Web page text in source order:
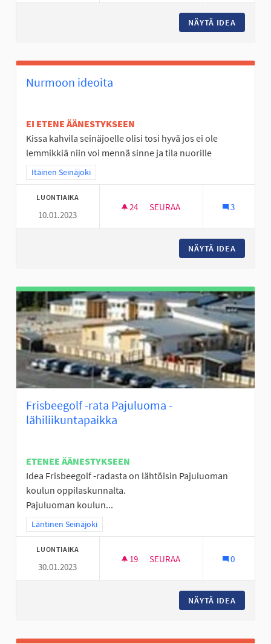
NÄYTÄ IDEA
Nurmoon ideoita
EI ETENE ÄÄNESTYKSEEN
Kissa kahvila seinäjoelle olisi tosi hyvä jos ei ole
lemmikkiä niin voi mennä sinne ja tila nuorille
Rajaa tulokset teeman mukaan: Itäinen Seinäjoki
Itäinen Seinäjoki
LUONTIAIKA
10.01.2023
24 24 SEURAAJAA
SEURAA 3
NÄYTÄ IDEA
Frisbeegolf -rata Pajuluoma -
lähiliikuntapaikka
ETENEE ÄÄNESTYKSEEN
Idea Frisbeegolf -radasta on lähtöisin Pajuluoman
koulun oppilaskunnalta.
Pajuluoman koulun...
Rajaa tulokset teeman mukaan: Läntinen Seinäjoki
Läntinen Seinäjoki
LUONTIAIKA
30.01.2023
19 19 SEURAAJAA
SEURAA 0
NÄYTÄ IDEA